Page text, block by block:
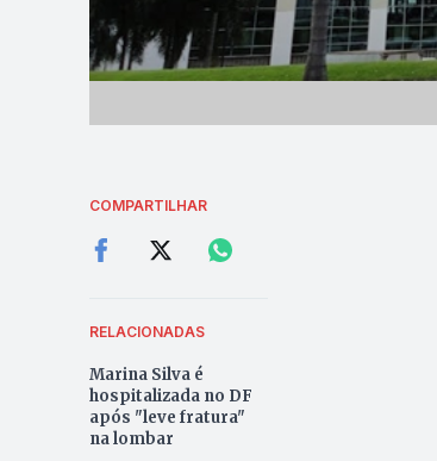
COMPARTILHAR
RELACIONADAS
Marina Silva é
hospitalizada no DF
após "leve fratura"
na lombar